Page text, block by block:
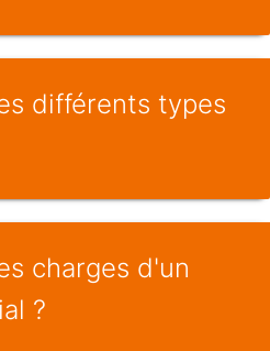
différents types
charges d'un
?